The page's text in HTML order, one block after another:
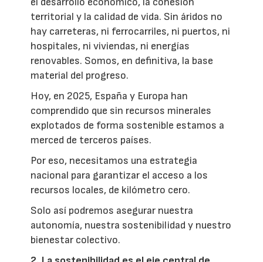
territorial y la calidad de vida. Sin áridos no
hay carreteras, ni ferrocarriles, ni puertos, ni
hospitales, ni viviendas, ni energías
renovables. Somos, en definitiva, la base
material del progreso.
Hoy, en 2025, España y Europa han
comprendido que sin recursos minerales
explotados de forma sostenible estamos a
merced de terceros países.
Por eso, necesitamos una estrategia
nacional para garantizar el acceso a los
recursos locales, de kilómetro cero.
Solo así podremos asegurar nuestra
autonomía, nuestra sostenibilidad y nuestro
bienestar colectivo.